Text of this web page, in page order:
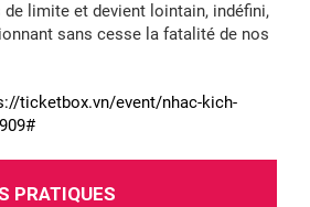
de limite et devient lointain, indéfini,
sans cesse la fatalité de nos
ticketbox.vn/event/nhac-kich-
PRATIQUES